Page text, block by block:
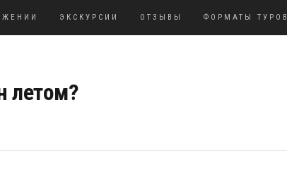
ЭКСКУРСИИ ОТЗЫВЫ ФОРМАТЫ ТУРОВ
летом?